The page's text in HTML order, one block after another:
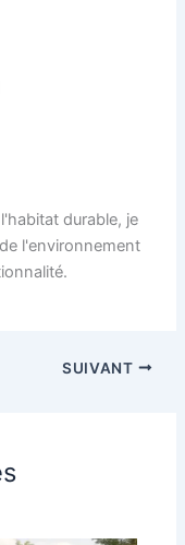
durable, je
l'environnement
SUIVANT